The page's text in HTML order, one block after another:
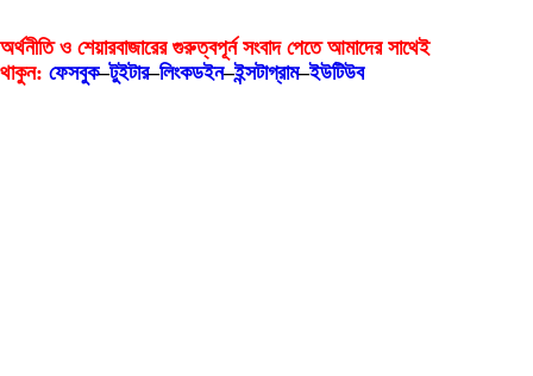
অর্থনীতি ও শেয়ারবাজারের গুরুত্বপূর্ন সংবাদ পেতে আমাদের সাথেই
থাকুন: ফেসবুক–টুইটার–লিংকডইন–ইন্সটাগ্রাম–ইউটিউব